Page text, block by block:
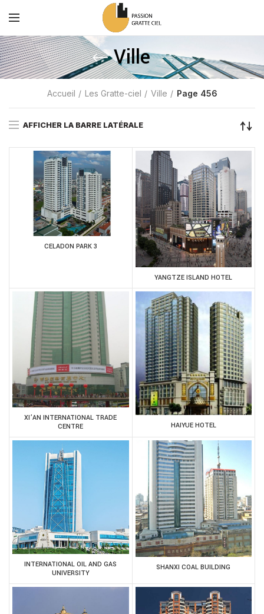
Ville
Accueil Les Gratte-ciel Ville Page 456
AFFICHER LA BARRE LATÉRALE
CELADON PARK 3
YANGTZE ISLAND HOTEL
XI’AN INTERNATIONAL TRADE
CENTRE
HAIYUE HOTEL
INTERNATIONAL OIL AND GAS
UNIVERSITY
SHANXI COAL BUILDING